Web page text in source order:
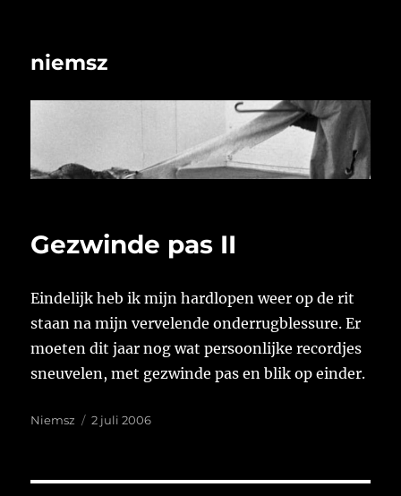
niemsz
Gezwinde pas II
Eindelijk heb ik mijn hardlopen weer op de rit
staan na mijn vervelende onderrugblessure. Er
moeten dit jaar nog wat persoonlijke recordjes
sneuvelen, met gezwinde pas en blik op einder.
Auteur
Niemsz
Geplaatst
2 juli 2006